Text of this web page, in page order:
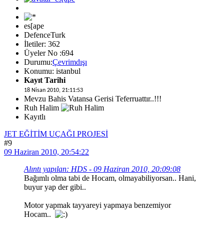
es[ape
DefenceTurk
İletiler: 362
Üyeler No :694
Durumu:Çevrimdışı
Konumu: istanbul
Kayıt Tarihi
18 Nisan 2010, 21:11:53
Mevzu Bahis Vatansa Gerisi Teferruattır..!!!
Ruh Halim
Kayıtlı
JET EĞİTİM UÇAĞI PROJESİ
#9
09 Haziran 2010, 20:54:22
Alıntı yapılan: HDS - 09 Haziran 2010, 20:09:08
Bağımlı olma tabi de Hocam, olmayabiliyorsan.. Hani,
buyur yap der gibi..
Motor yapmak tayyareyi yapmaya benzemiyor
Hocam..